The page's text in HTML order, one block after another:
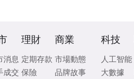
消息
成交
理財
定期存款
保險
商業
市場動態
品牌故事
科技
人工智能
大數據